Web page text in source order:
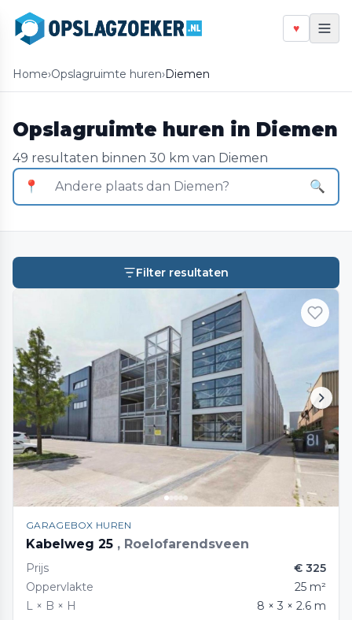
♥
Home›Opslagruimte huren›Diemen
Opslagruimte huren in Diemen
49 resultaten binnen 30 km van Diemen
📍
🔍
Filter resultaten
GARAGEBOX HUREN
Kabelweg 25 , Roelofarendsveen
Prijs
€ 325
Oppervlakte
25 m²
L × B × H
8 × 3 × 2.6 m